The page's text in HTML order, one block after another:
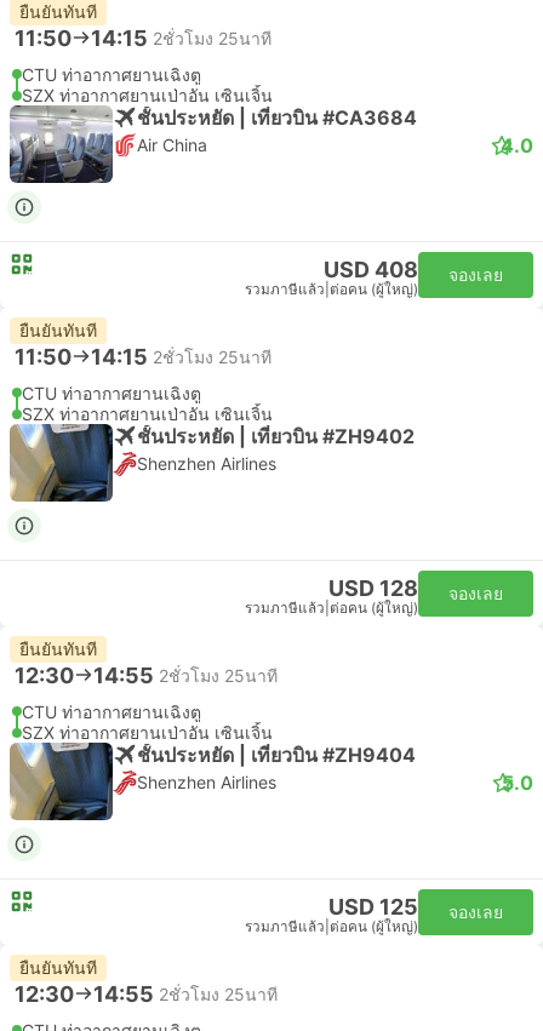
ยืนยันทันที
11:50 14:15 2ชั่วโมง 25นาที
CTU ท่าอากาศยานเฉิงตู
SZX ท่าอากาศยานเป่าอัน เซินเจิ้น
ชั้นประหยัด | เที่ยวบิน #CA3684
Air China 4.0
USD 408
รวมภาษีแล้ว ต่อคน (ผู้ใหญ่)
จองเลย
ยืนยันทันที
11:50 14:15 2ชั่วโมง 25นาที
CTU ท่าอากาศยานเฉิงตู
SZX ท่าอากาศยานเป่าอัน เซินเจิ้น
ชั้นประหยัด | เที่ยวบิน #ZH9402
Shenzhen Airlines
USD 128
รวมภาษีแล้ว ต่อคน (ผู้ใหญ่)
จองเลย
ยืนยันทันที
12:30 14:55 2ชั่วโมง 25นาที
CTU ท่าอากาศยานเฉิงตู
SZX ท่าอากาศยานเป่าอัน เซินเจิ้น
ชั้นประหยัด | เที่ยวบิน #ZH9404
Shenzhen Airlines 5.0
USD 125
รวมภาษีแล้ว ต่อคน (ผู้ใหญ่)
จองเลย
ยืนยันทันที
12:30 14:55 2ชั่วโมง 25นาที